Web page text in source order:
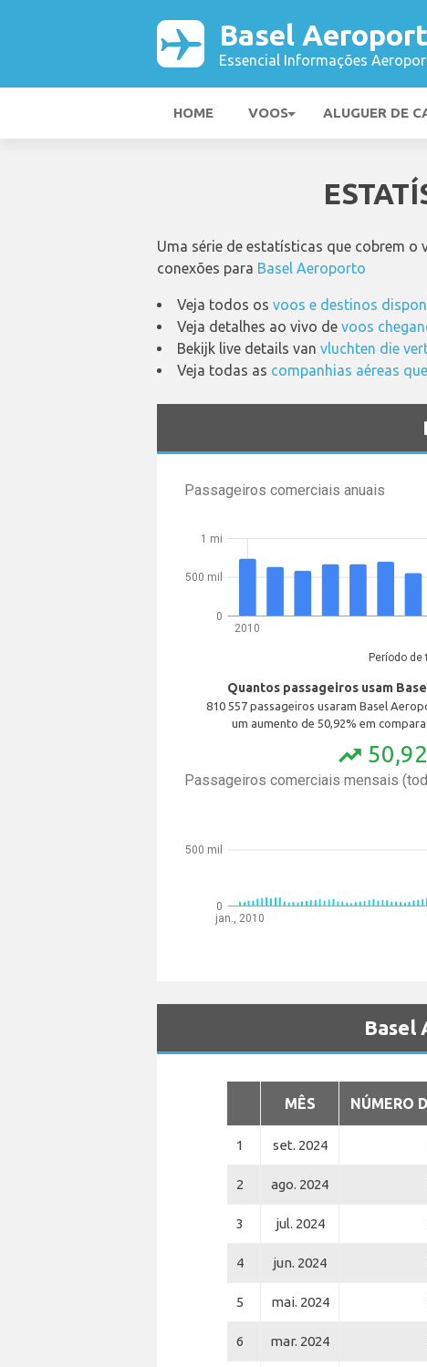
Basel
Essencial Informações
HOME VOOS ALUGUER DE
Uma série de estatísticas que cobrem
conexões para Basel Aeroporto
Veja todos os voos e destinos
Veja detalhes ao vivo de voos
Bekijk live details van vluchten die
Veja todas as companhias aéreas
Passageiros comerciais anuais
2010
Período de
0
500 mil
1 mi
Quantos passageiros usam
810 557 passageiros usaram Basel
um aumento de 50,92% em
trending_up
Passageiros comerciais mensais
jan., 2010
0
500 mil
Basel
MÊS NÚMERO
1 set. 2024
2 ago. 2024
3 jul. 2024
4 jun. 2024
5 mai. 2024
6 mar. 2024